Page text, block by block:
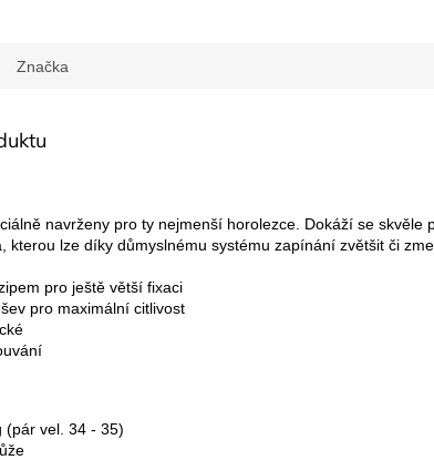
Značka
navrženy pro ty nejmenší horolezce. Dokáží se skvěle
kterou lze díky důmyslnému systému zapínání zvětšit či
pro ještě větší fixaci
pro maximální citlivost
(pár vel. 34 - 35)